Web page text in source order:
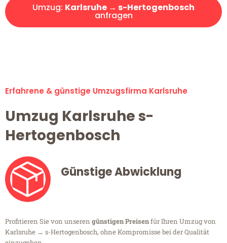
Umzug: Karlsruhe → s-Hertogenbosch
anfragen
Erfahrene & günstige Umzugsfirma Karlsruhe
Umzug Karlsruhe s-
Hertogenbosch
Günstige Abwicklung
Profitieren Sie von unseren günstigen Preisenfür Ihren Umzug von
Karlsruhe → s-Hertogenbosch, ohne Kompromisse bei der Qualität